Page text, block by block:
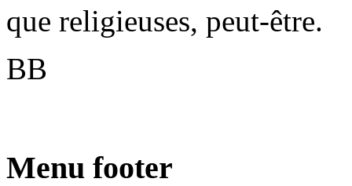
que religieuses, peut-être.
BB
Menu footer